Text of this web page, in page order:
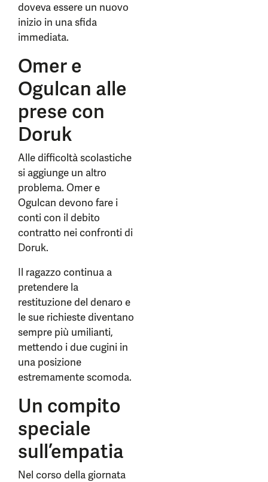
doveva essere un nuovo
inizio in una sfida
immediata.
Omer e
Ogulcan alle
prese con
Doruk
Alle difficoltà scolastiche
si aggiunge un altro
problema. Omer e
Ogulcan devono fare i
conti con il debito
contratto nei confronti di
Doruk.
Il ragazzo continua a
pretendere la
restituzione del denaro e
le sue richieste diventano
sempre più umilianti,
mettendo i due cugini in
una posizione
estremamente scomoda.
Un compito
speciale
sull’empatia
Nel corso della giornata